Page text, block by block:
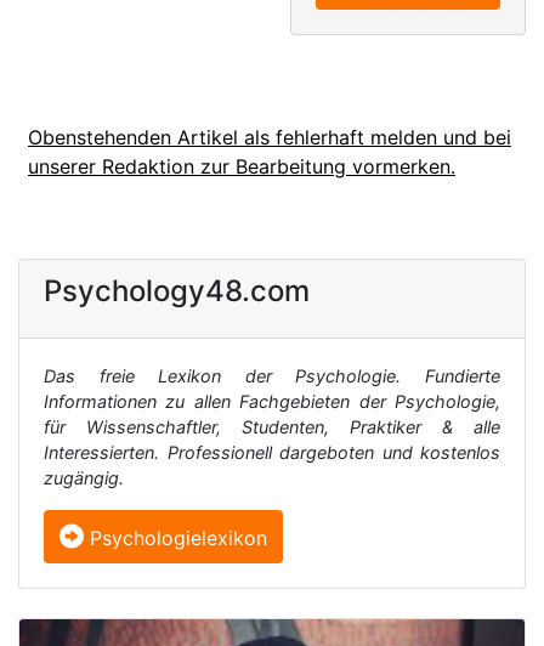
Obenstehenden Artikel als fehlerhaft melden und bei
unserer Redaktion zur Bearbeitung vormerken.
Psychology48.com
Das freie Lexikon der Psychologie. Fundierte
Informationen zu allen Fachgebieten der Psychologie,
für Wissenschaftler, Studenten, Praktiker & alle
Interessierten. Professionell dargeboten und kostenlos
zugängig.
Psychologielexikon